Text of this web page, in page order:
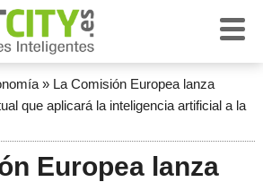
» La Comisión Europea lanza
que aplicará la inteligencia artificial a la
Europea lanza